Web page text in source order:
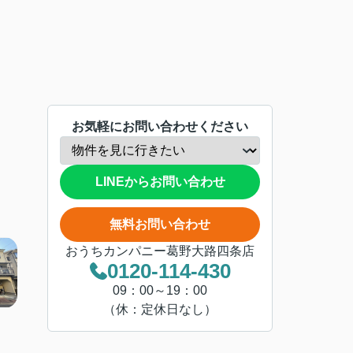
お気軽にお問い合わせください
LINEからお問い合わせ
無料お問い合わせ
おうちカンパニー葛野大路四条店
0120-114-430
09：00～19：00
（休：定休日なし）